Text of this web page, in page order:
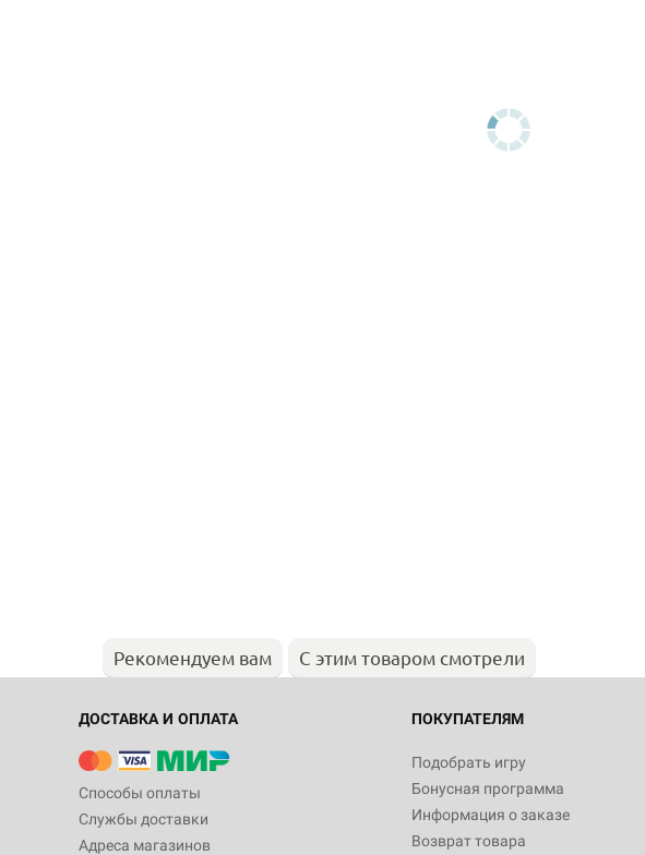
Рекомендуем вам С этим товаром смотрели
ДОСТАВКА И ОПЛАТА
Способы оплаты
Службы доставки
Адреса магазинов
ПОКУПАТЕЛЯМ
Подобрать игру
Бонусная программа
Информация о заказе
Возврат товара